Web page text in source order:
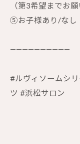
（第3希望までお願
⑤お子様あり/なし
——————————
#ルヴィソームシ
ツ #浜松サロン